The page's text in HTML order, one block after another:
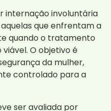
internação involuntária
que enfrentam a
quando o tratamento
O objetivo é
da mulher,
controlado para a
ser avaliada por